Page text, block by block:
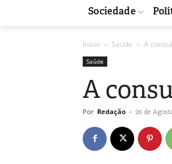
Sociedade
Início Saúde A
Saúde
A
Por Redação - 26 de